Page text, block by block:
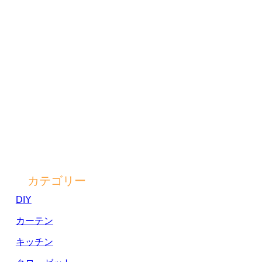
カテゴリー
DIY
カーテン
キッチン